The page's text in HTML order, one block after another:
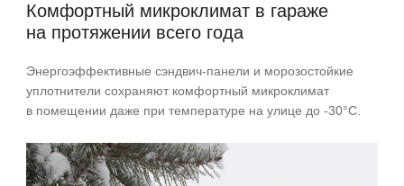
Комфортный микроклимат в гараже
на протяжении всего года
Энергоэффективные сэндвич-панели и морозостойкие
уплотнители сохраняют комфортный микроклимат
в помещении даже при температуре на улице до -30°С.